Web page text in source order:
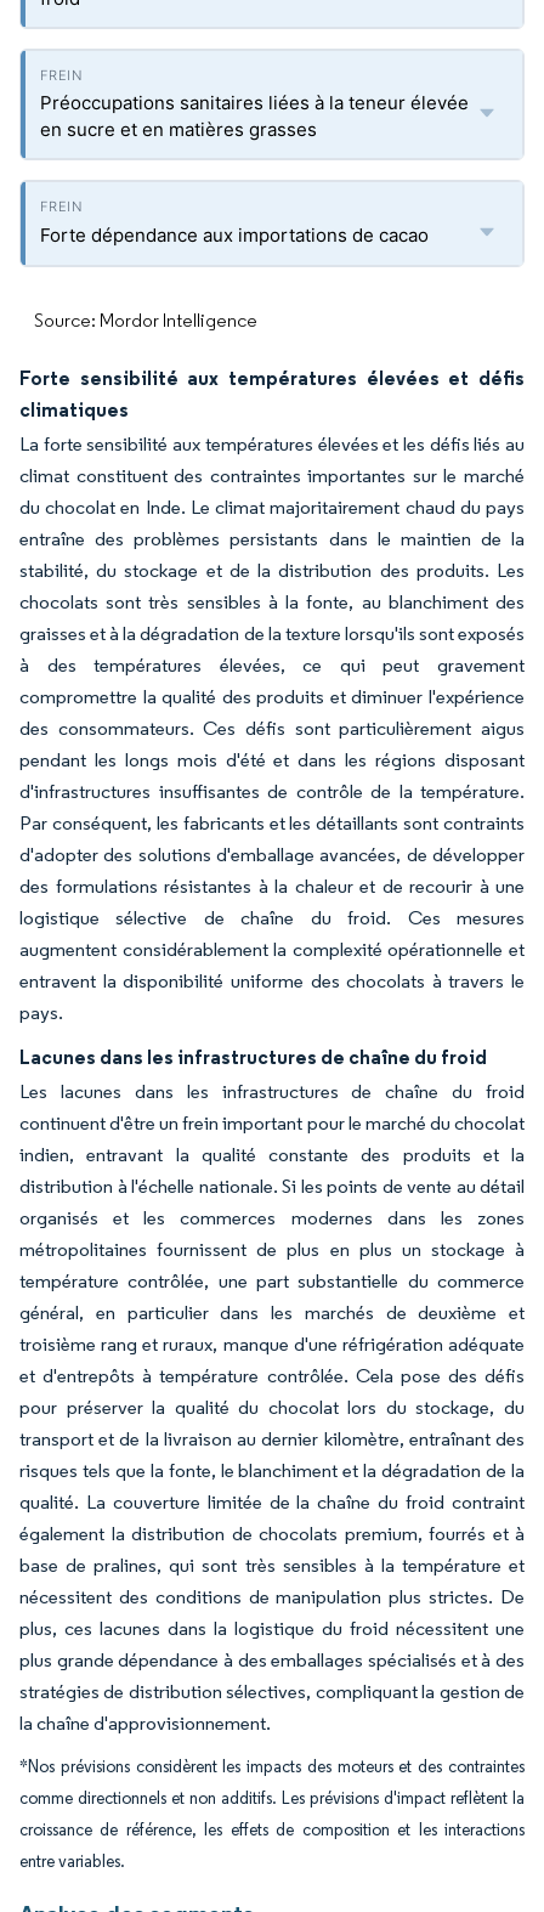
Préoccupations sanitaires liées à la teneur élevée
en sucre et en matières grasses
Forte dépendance aux importations de cacao
Source: Mordor Intelligence
Forte sensibilité aux températures élevées et défis
climatiques
La forte sensibilité aux températures élevées et les défis liés au
climat constituent des contraintes importantes sur le marché
du chocolat en Inde. Le climat majoritairement chaud du pays
entraîne des problèmes persistants dans le maintien de la
stabilité, du stockage et de la distribution des produits. Les
chocolats sont très sensibles à la fonte, au blanchiment des
graisses et à la dégradation de la texture lorsqu'ils sont exposés
à des températures élevées, ce qui peut gravement
compromettre la qualité des produits et diminuer l'expérience
des consommateurs. Ces défis sont particulièrement aigus
pendant les longs mois d'été et dans les régions disposant
d'infrastructures insuffisantes de contrôle de la température.
Par conséquent, les fabricants et les détaillants sont contraints
d'adopter des solutions d'emballage avancées, de développer
des formulations résistantes à la chaleur et de recourir à une
logistique sélective de chaîne du froid. Ces mesures
augmentent considérablement la complexité opérationnelle et
entravent la disponibilité uniforme des chocolats à travers le
pays.
Lacunes dans les infrastructures de chaîne du froid
Les lacunes dans les infrastructures de chaîne du froid
continuent d'être un frein important pour le marché du chocolat
indien, entravant la qualité constante des produits et la
distribution à l'échelle nationale. Si les points de vente au détail
organisés et les commerces modernes dans les zones
métropolitaines fournissent de plus en plus un stockage à
température contrôlée, une part substantielle du commerce
général, en particulier dans les marchés de deuxième et
troisième rang et ruraux, manque d'une réfrigération adéquate
et d'entrepôts à température contrôlée. Cela pose des défis
pour préserver la qualité du chocolat lors du stockage, du
transport et de la livraison au dernier kilomètre, entraînant des
risques tels que la fonte, le blanchiment et la dégradation de la
qualité. La couverture limitée de la chaîne du froid contraint
également la distribution de chocolats premium, fourrés et à
base de pralines, qui sont très sensibles à la température et
nécessitent des conditions de manipulation plus strictes. De
plus, ces lacunes dans la logistique du froid nécessitent une
plus grande dépendance à des emballages spécialisés et à des
stratégies de distribution sélectives, compliquant la gestion de
la chaîne d'approvisionnement.
*Nos prévisions considèrent les impacts des moteurs et des contraintes
comme directionnels et non additifs. Les prévisions d'impact reflètent la
croissance de référence, les effets de composition et les interactions
entre variables.